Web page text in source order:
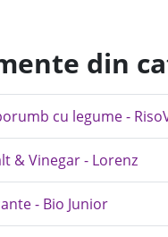
din
cu legume -
& Vinegar - Lorenz
- Bio Junior